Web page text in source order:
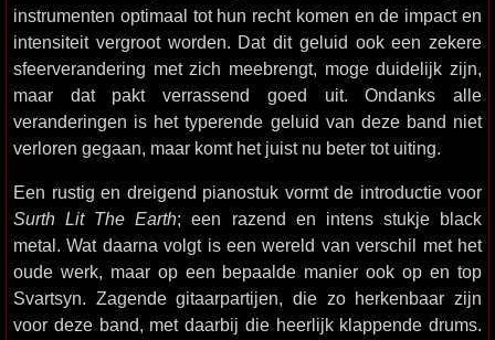
instrumenten optimaal tot hun recht komen en de impact en
intensiteit vergroot worden. Dat dit geluid ook een zekere
sfeerverandering met zich meebrengt, moge duidelijk zijn,
maar dat pakt verrassend goed uit. Ondanks alle
veranderingen is het typerende geluid van deze band niet
verloren gegaan, maar komt het juist nu beter tot uiting.
Een rustig en dreigend pianostuk vormt de introductie voor
Surth Lit The Earth; een razend en intens stukje black
metal. Wat daarna volgt is een wereld van verschil met het
oude werk, maar op een bepaalde manier ook op en top
Svartsyn. Zagende gitaarpartijen, die zo herkenbaar zijn
voor deze band, met daarbij die heerlijk klappende drums.